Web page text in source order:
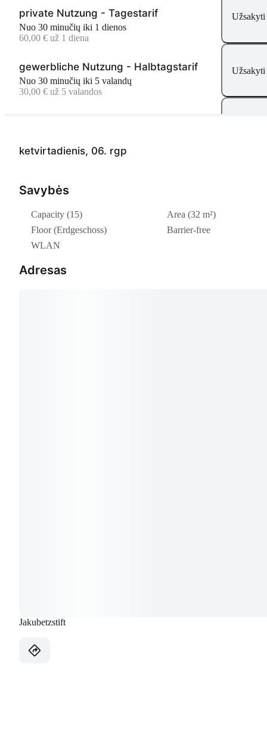
ketvirtadienis, 06. rgp
Savybės
Capacity (15)
Area (32 m²)
Floor (Erdgeschoss)
Barrier-free
WLAN
Adresas
Jakubetzstift
private Nutzung - Tagestarif
Nuo 30 minučių iki 1 dienos
60,00 € už 1 diena
Užsakyti
gewerbliche Nutzung - Halbtagstarif
Nuo 30 minučių iki 5 valandų
30,00 € už 5 valandos
Užsakyti
60,00 € už 1 diena